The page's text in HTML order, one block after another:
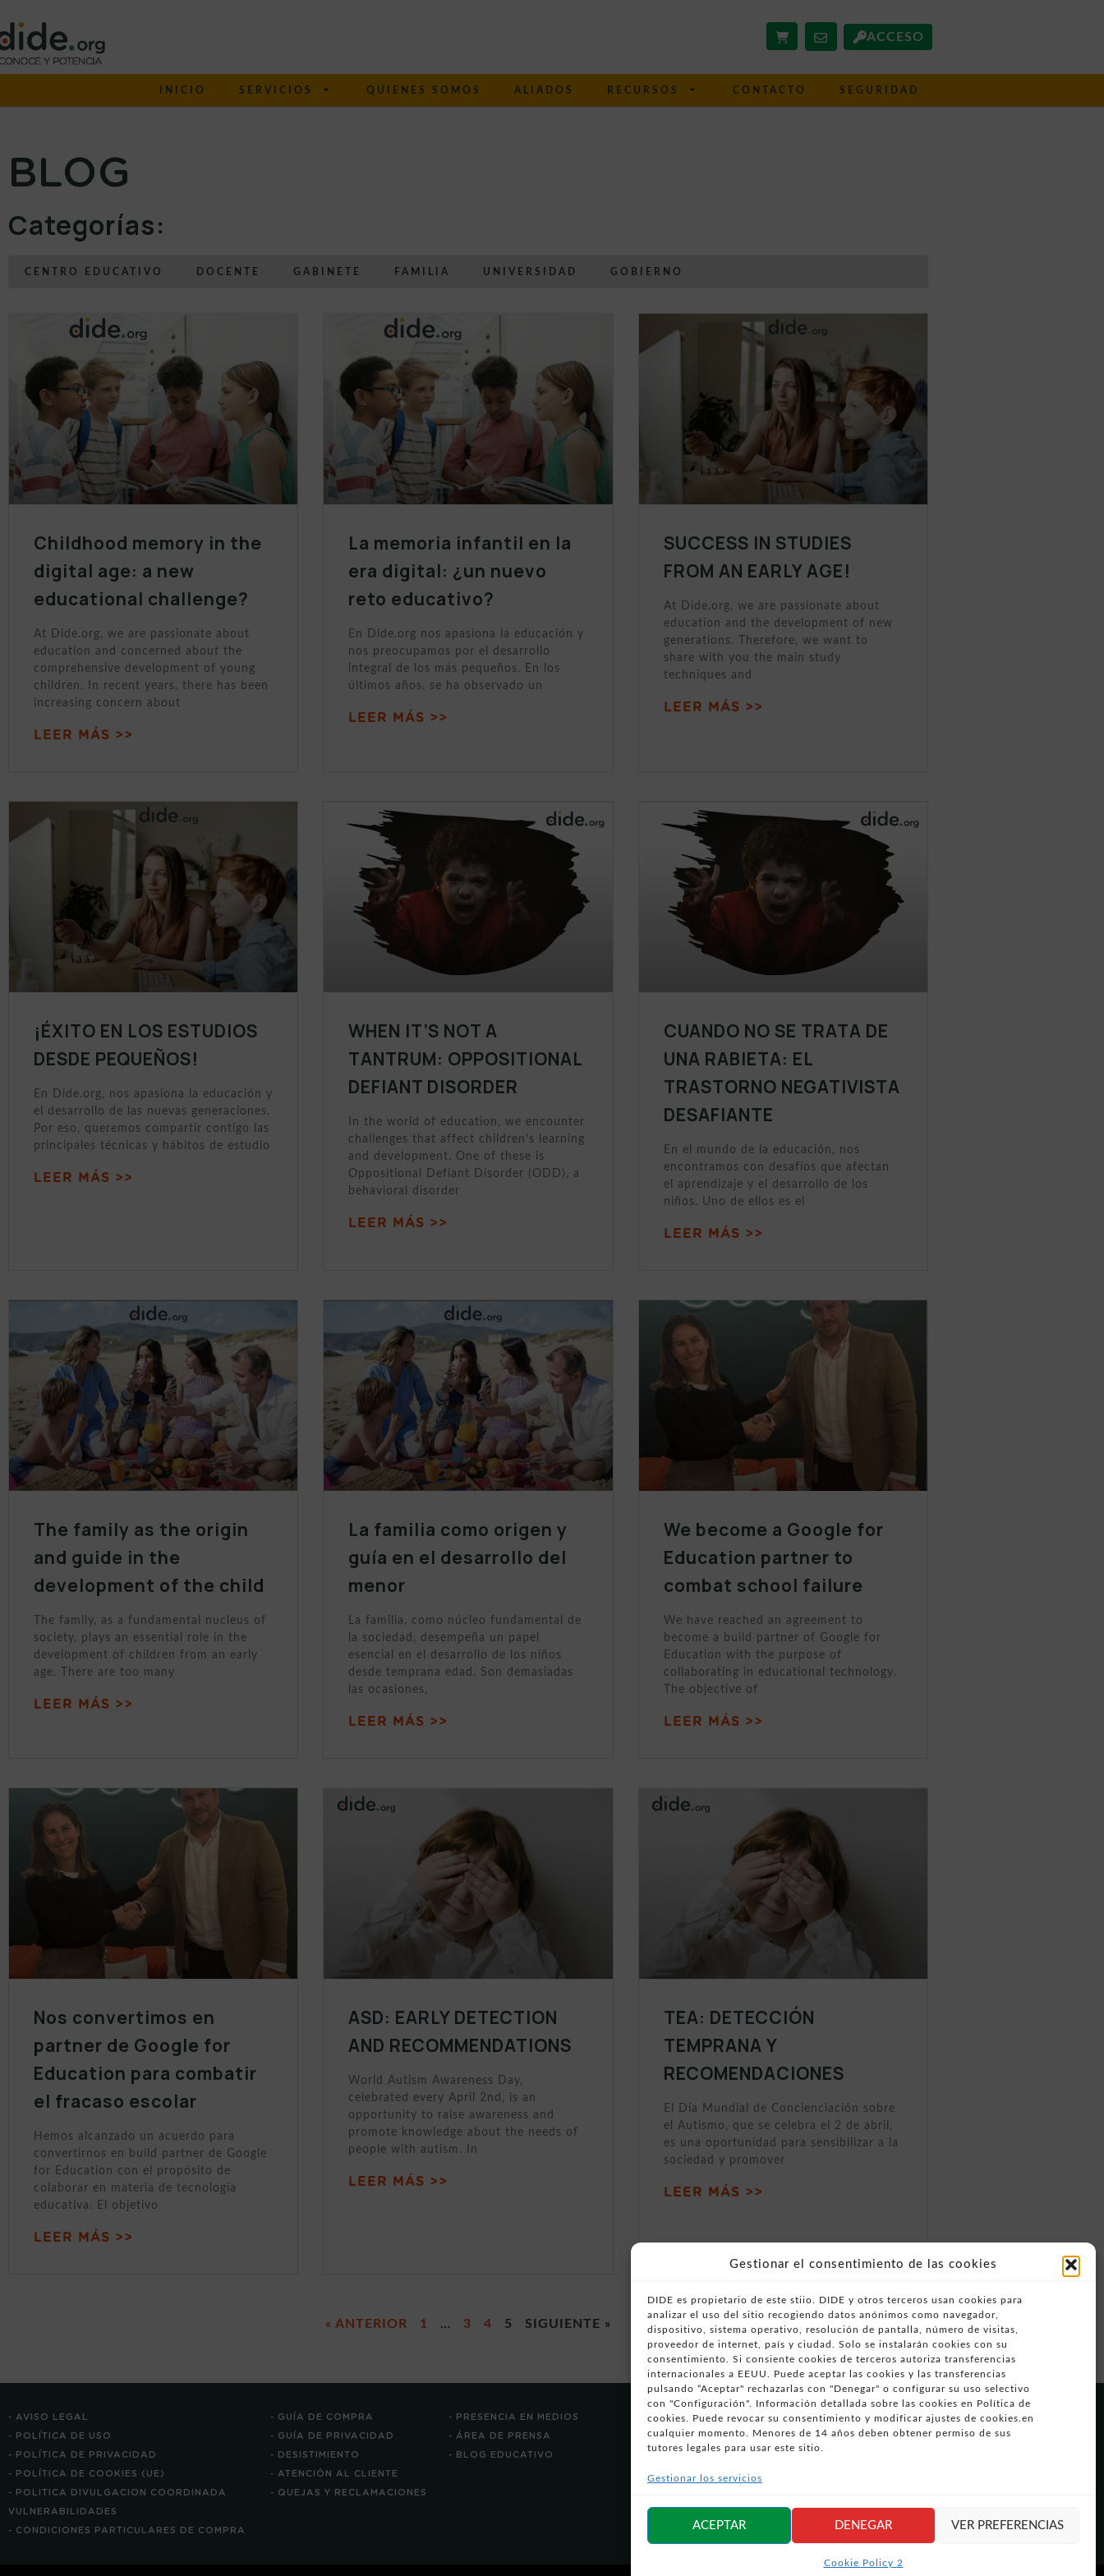
Gestionar el consentimiento de las cookies
DIDE es propietario de este stiio. DIDE y otros terceros usan cookies para
analizar el uso del sitio recogiendo datos anónimos como navegador,
dispositivo, sistema operativo, resolución de pantalla, número de visitas,
proveedor de internet, país y ciudad. Solo se instalarán cookies con su
consentimiento. Si consiente cookies de terceros autoriza transferencias
internacionales a EEUU. Puede aceptar las cookies y las transferencias
pulsando “Aceptar" rechazarlas con "Denegar" o configurar su uso selectivo
con "Configuración". Información detallada sobre las cookies en Política de
cookies. Puede revocar su consentimiento y modificar ajustes de cookies.en
cualquier momento. Menores de 14 años deben obtener permiso de sus
tutores legales para usar este sitio.
Gestionar los servicios
ACEPTAR DENEGAR VER PREFERENCIAS
Cookie Policy 2
ACCESO
INICIO SERVICIOS QUIENES SOMOS ALIADOS RECURSOS CONTACTO SEGURIDAD
BLOG
Categorías:
CENTRO EDUCATIVO DOCENTE GABINETE FAMILIA UNIVERSIDAD GOBIERNO
Childhood memory in the
digital age: a new
educational challenge?
At Dide.org, we are passionate about
education and concerned about the
comprehensive development of young
children. In recent years, there has been
increasing concern about
LEER MÁS >>
La memoria infantil en la
era digital: ¿un nuevo
reto educativo?
En Dide.org nos apasiona la educación y
nos preocupamos por el desarrollo
integral de los más pequeños. En los
últimos años, se ha observado un
LEER MÁS >>
SUCCESS IN STUDIES
FROM AN EARLY AGE!
At Dide.org, we are passionate about
education and the development of new
generations. Therefore, we want to
share with you the main study
techniques and
LEER MÁS >>
¡ÉXITO EN LOS ESTUDIOS
DESDE PEQUEÑOS!
En Dide.org, nos apasiona la educación y
el desarrollo de las nuevas generaciones.
Por eso, queremos compartir contigo las
principales técnicas y hábitos de estudio
LEER MÁS >>
WHEN IT’S NOT A
TANTRUM: OPPOSITIONAL
DEFIANT DISORDER
In the world of education, we encounter
challenges that affect children’s learning
and development. One of these is
Oppositional Defiant Disorder (ODD), a
behavioral disorder
LEER MÁS >>
CUANDO NO SE TRATA DE
UNA RABIETA: EL
TRASTORNO NEGATIVISTA
DESAFIANTE
En el mundo de la educación, nos
encontramos con desafíos que afectan
el aprendizaje y el desarrollo de los
niños. Uno de ellos es el
LEER MÁS >>
The family as the origin
and guide in the
development of the child
The family, as a fundamental nucleus of
society, plays an essential role in the
development of children from an early
age. There are too many
LEER MÁS >>
La familia como origen y
guía en el desarrollo del
menor
La familia, como núcleo fundamental de
la sociedad, desempeña un papel
esencial en el desarrollo de los niños
desde temprana edad. Son demasiadas
las ocasiones,
LEER MÁS >>
We become a Google for
Education partner to
combat school failure
We have reached an agreement to
become a build partner of Google for
Education with the purpose of
collaborating in educational technology.
The objective of
LEER MÁS >>
Nos convertimos en
partner de Google for
Education para combatir
el fracaso escolar
Hemos alcanzado un acuerdo para
convertirnos en build partner de Google
for Education con el propósito de
colaborar en materia de tecnología
educativa. El objetivo
LEER MÁS >>
ASD: EARLY DETECTION
AND RECOMMENDATIONS
World Autism Awareness Day,
celebrated every April 2nd, is an
opportunity to raise awareness and
promote knowledge about the needs of
people with autism. In
LEER MÁS >>
TEA: DETECCIÓN
TEMPRANA Y
RECOMENDACIONES
El Día Mundial de Concienciación sobre
el Autismo, que se celebra el 2 de abril,
es una oportunidad para sensibilizar a la
sociedad y promover
LEER MÁS >>
« ANTERIOR 1 … 3 4 5 SIGUIENTE »
- AVISO LEGAL
- POLÍTICA DE USO
- POLÍTICA DE PRIVACIDAD
- POLÍTICA DE COOKIES (UE)
- POLITICA DIVULGACION COORDINADA
VULNERABILIDADES
- CONDICIONES PARTICULARES DE COMPRA
- GUÍA DE COMPRA
- GUÍA DE PRIVACIDAD
- DESISTIMIENTO
- ATENCIÓN AL CLIENTE
- QUEJAS Y RECLAMACIONES
- PRESENCIA EN MEDIOS
- ÁREA DE PRENSA
- BLOG EDUCATIVO
Síguenos en
redes sociales